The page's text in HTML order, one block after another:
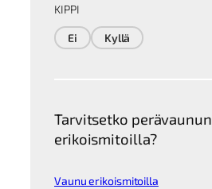
KIPPI
Ei Kyllä
Tarvitsetko perävaunun
erikoismitoilla?
Vaunu erikoismitoilla